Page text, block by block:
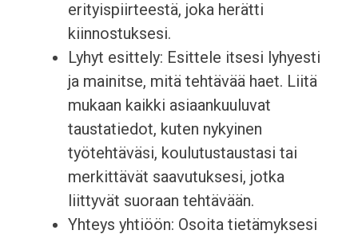
erityispiirteestä, joka herätti
kiinnostuksesi.
Lyhyt esittely: Esittele itsesi lyhyesti
ja mainitse, mitä tehtävää haet. Liitä
mukaan kaikki asiaankuuluvat
taustatiedot, kuten nykyinen
työtehtäväsi, koulutustaustasi tai
merkittävät saavutuksesi, jotka
liittyvät suoraan tehtävään.
Yhteys yhtiöön: Osoita tietämyksesi